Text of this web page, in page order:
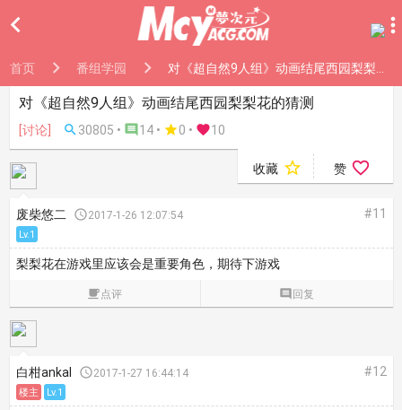

首页 番组学园 对《超自然9人组》动画结尾西园梨梨花的猜测
对《超自然9人组》动画结尾西园梨梨花的猜测
[讨论]  30805 •  14 • 0 • 10
收藏  赞 
废柴悠二 2017-1-26 12:07:54 #11
Lv.1
梨梨花在游戏里应该会是重要角色，期待下游戏
点评  回复
白柑ankal 2017-1-27 16:44:14 #12
楼主 Lv.1